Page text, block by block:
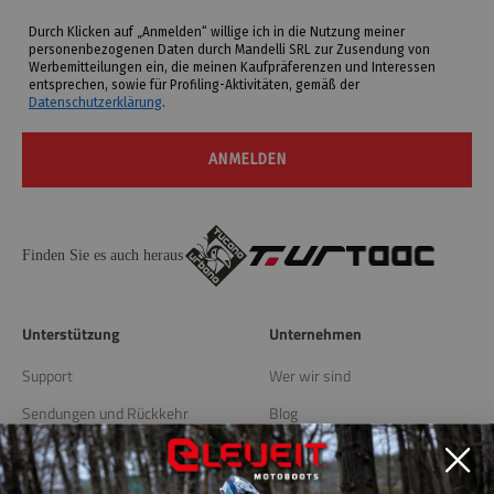
Durch Klicken auf „Anmelden“ willige ich in die Nutzung meiner
personenbezogenen Daten durch Mandelli SRL zur Zusendung von
Werbemitteilungen ein, die meinen Kaufpräferenzen und Interessen
entsprechen, sowie für Profiling-Aktivitäten, gemäß der
Datenschutzerklärung.
ANMELDEN
Finden Sie es auch heraus
Unterstützung
Support
Sendungen und Rückkehr
Unternehmen
Wer wir sind
Blog
Lagern Sie Locator